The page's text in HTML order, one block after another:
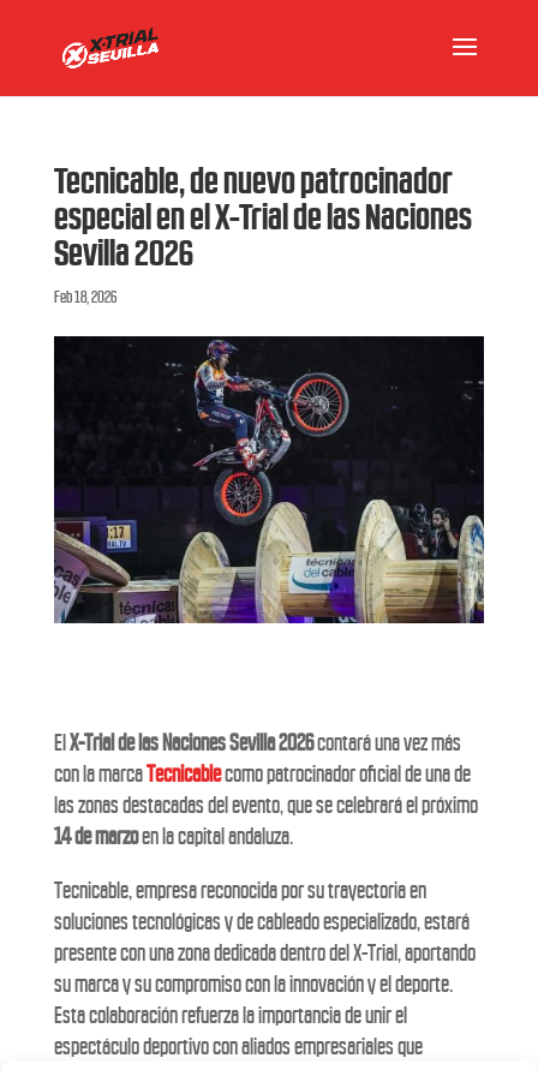
Tecnicable, de nuevo patrocinador
especial en el X-Trial de las Naciones
Sevilla 2026
Feb 18, 2026
ElX-Trial de las Naciones Sevilla 2026contará una vez más
con la marcaTecnicablecomo patrocinador oficial de una de
las zonas destacadas del evento, que se celebrará el próximo
14 de marzoen la capital andaluza.
Tecnicable, empresa reconocida por su trayectoria en
soluciones tecnológicas y de cableado especializado, estará
presente con una zona dedicada dentro del X-Trial, aportando
su marca y su compromiso con la innovación y el deporte.
Esta colaboración refuerza la importancia de unir el
espectáculo deportivo con aliados empresariales que